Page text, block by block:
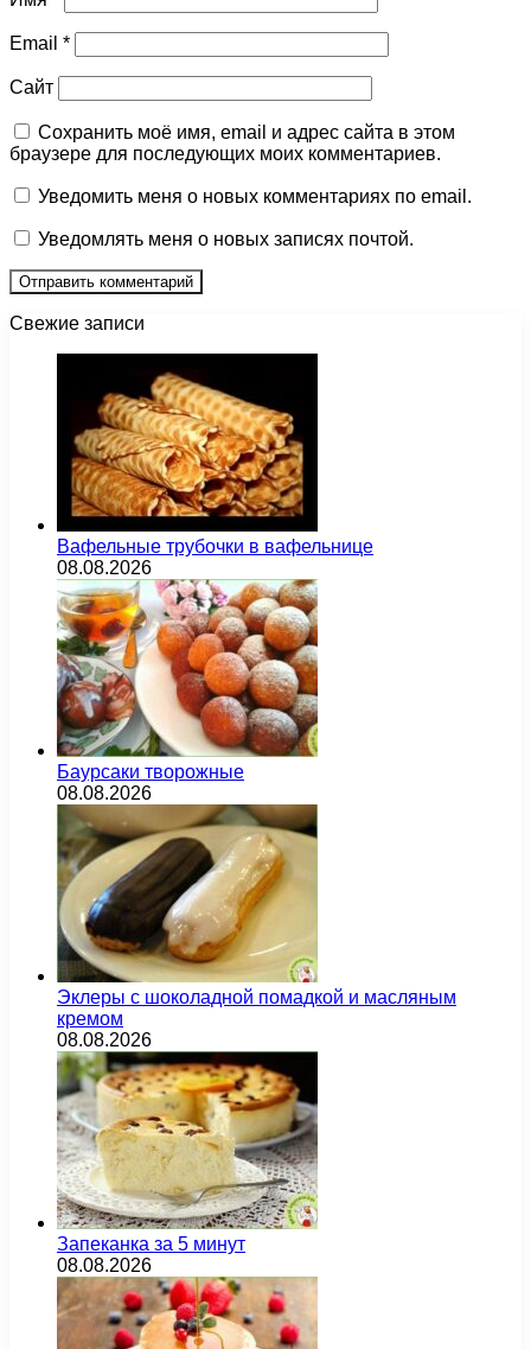
Email *
Сайт
Сохранить моё имя, email и адрес сайта в этом
браузере для последующих моих комментариев.
Уведомить меня о новых комментариях по email.
Уведомлять меня о новых записях почтой.
Свежие записи
Вафельные трубочки в вафельнице
08.08.2026
Баурсаки творожные
08.08.2026
Эклеры с шоколадной помадкой и масляным
кремом
08.08.2026
Запеканка за 5 минут
08.08.2026